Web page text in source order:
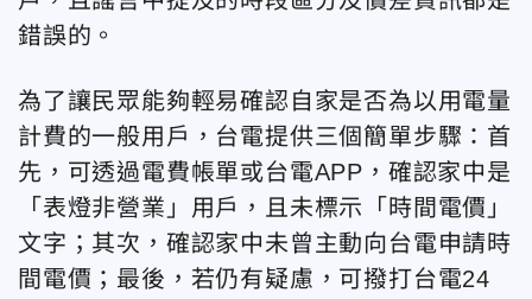
錯誤的。
為了讓民眾能夠輕易確認自家是否為以用電量
計費的一般用戶，台電提供三個簡單步驟：首
先，可透過電費帳單或台電APP，確認家中是
「表燈非營業」用戶，且未標示「時間電價」
文字；其次，確認家中未曾主動向台電申請時
間電價；最後，若仍有疑慮，可撥打台電24